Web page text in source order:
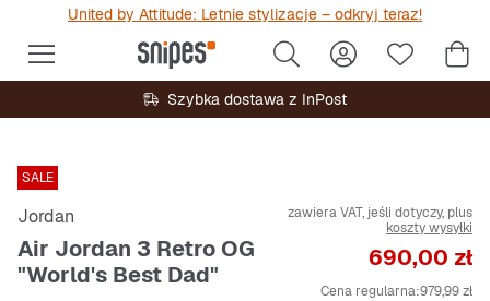
United by Attitude: Letnie stylizacje – odkryj teraz!
Szybka dostawa z InPost
SALE
Jordan
Air Jordan 3 Retro OG
"World's Best Dad"
zawiera VAT, jeśli dotyczy, plus
koszty wysyłki
Cena
690,00 zł
Cena regularna:979,99 zł